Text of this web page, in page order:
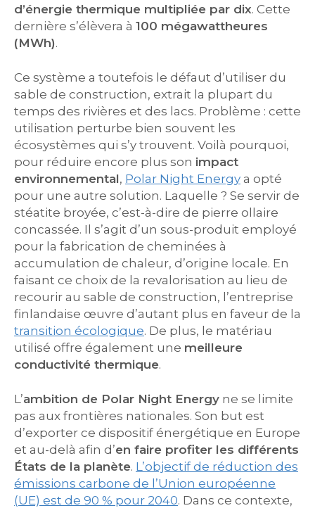
d’énergie thermique multipliée par dix. Cette
dernière s’élèvera à 100 mégawattheures
(MWh).
Ce système a toutefois le défaut d’utiliser du
sable de construction, extrait la plupart du
temps des rivières et des lacs. Problème : cette
utilisation perturbe bien souvent les
écosystèmes qui s’y trouvent. Voilà pourquoi,
pour réduire encore plus son impact
environnemental, Polar Night Energy a opté
pour une autre solution. Laquelle ? Se servir de
stéatite broyée, c’est-à-dire de pierre ollaire
concassée. Il s’agit d’un sous-produit employé
pour la fabrication de cheminées à
accumulation de chaleur, d’origine locale. En
faisant ce choix de la revalorisation au lieu de
recourir au sable de construction, l’entreprise
finlandaise œuvre d’autant plus en faveur de la
transition écologique. De plus, le matériau
utilisé offre également une meilleure
conductivité thermique.
L’ambition de Polar Night Energy ne se limite
pas aux frontières nationales. Son but est
d’exporter ce dispositif énergétique en Europe
et au-delà afin d’en faire profiter les différents
États de la planète. L’objectif de réduction des
émissions carbone de l’Union européenne
(UE) est de 90 % pour 2040. Dans ce contexte,